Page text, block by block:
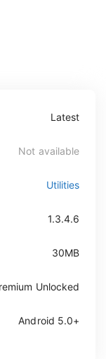
Latest
Not available
Utilities
1.3.4.6
30MB
Unlocked
Android 5.0+